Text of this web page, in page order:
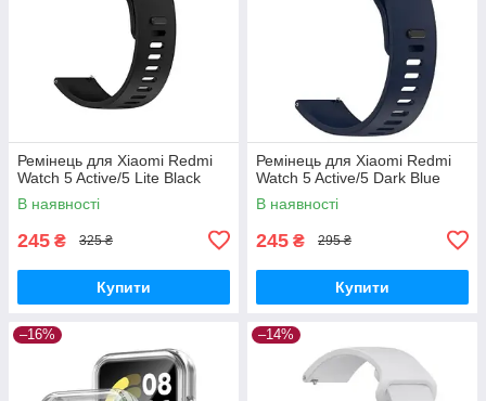
Ремінець для Xiaomi Redmi
Watch 5 Active/5 Lite Black
В наявності
245 ₴ 325 ₴
Купити
Ремінець для Xiaomi Redmi
Watch 5 Active/5 Dark Blue
В наявності
245 ₴ 295 ₴
Купити
–16% –14%